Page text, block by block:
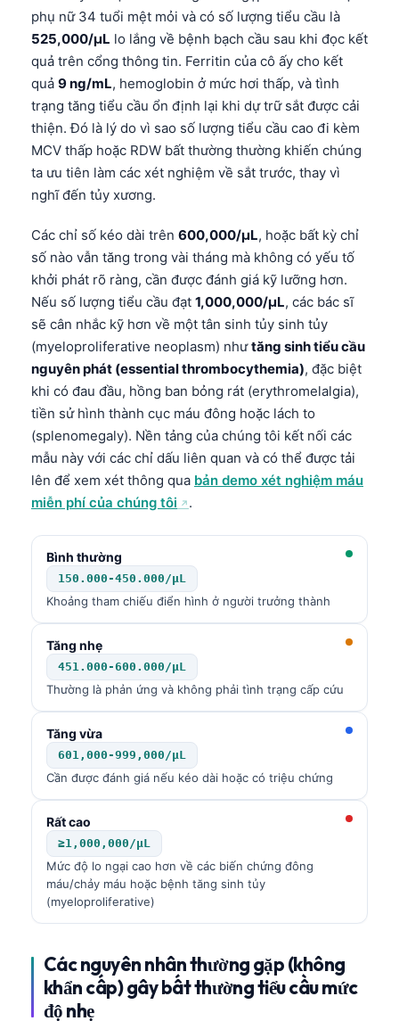
phụ nữ 34 tuổi mệt mỏi và có số lượng tiểu cầu là
525,000/µL lo lắng về bệnh bạch cầu sau khi đọc kết
quả trên cổng thông tin. Ferritin của cô ấy cho kết
quả 9 ng/mL, hemoglobin ở mức hơi thấp, và tình
trạng tăng tiểu cầu ổn định lại khi dự trữ sắt được cải
thiện. Đó là lý do vì sao số lượng tiểu cầu cao đi kèm
MCV thấp hoặc RDW bất thường thường khiến chúng
ta ưu tiên làm các xét nghiệm về sắt trước, thay vì
nghĩ đến tủy xương.
Các chỉ số kéo dài trên 600,000/µL, hoặc bất kỳ chỉ
số nào vẫn tăng trong vài tháng mà không có yếu tố
khởi phát rõ ràng, cần được đánh giá kỹ lưỡng hơn.
Nếu số lượng tiểu cầu đạt 1,000,000/µL, các bác sĩ
sẽ cân nhắc kỹ hơn về một tân sinh tủy sinh tủy
(myeloproliferative neoplasm) nhưtăng sinh tiểu cầu
nguyên phát (essential thrombocythemia), đặc biệt
khi có đau đầu, hồng ban bỏng rát (erythromelalgia),
tiền sử hình thành cục máu đông hoặc lách to
(splenomegaly). Nền tảng của chúng tôi kết nối các
mẫu này với các chỉ dấu liên quan và có thể được tải
lên để xem xét thông qua bản demo xét nghiệm máu
miễn phí của chúng tôi
.
Bình thường
150.000-450.000/µL
Khoảng tham chiếu điển hình ở người trưởng thành
Tăng nhẹ
451.000-600.000/µL
Thường là phản ứng và không phải tình trạng cấp cứu
Tăng vừa
601,000-999,000/µL
Cần được đánh giá nếu kéo dài hoặc có triệu chứng
Rất cao
≥1,000,000/µL
Mức độ lo ngại cao hơn về các biến chứng đông
máu/chảy máu hoặc bệnh tăng sinh tủy
(myeloproliferative)
Các nguyên nhân thường gặp (không
khẩn cấp) gây bất thường tiểu cầu mức
độ nhẹ
Cebuano
ئۇيغۇرچە
Татар теле
Беларуская мова
Esperanto
Frysk
Ślōnskŏ gŏdka
Norsk bokmål